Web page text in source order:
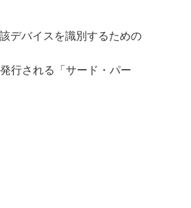
デバイスを識別するための
行される「サード・パー